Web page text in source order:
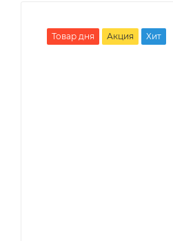
Товар дня Акция Хит